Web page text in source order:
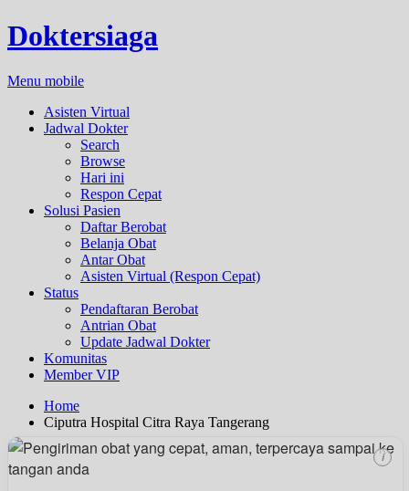
Doktersiaga
Menu mobile
Asisten Virtual
Jadwal Dokter
Search
Browse
Hari ini
Respon Cepat
Solusi Pasien
Daftar Berobat
Belanja Obat
Antar Obat
Asisten Virtual (Respon Cepat)
Status
Pendaftaran Berobat
Antrian Obat
Update Jadwal Dokter
Komunitas
Member VIP
Home
Ciputra Hospital Citra Raya Tangerang
i